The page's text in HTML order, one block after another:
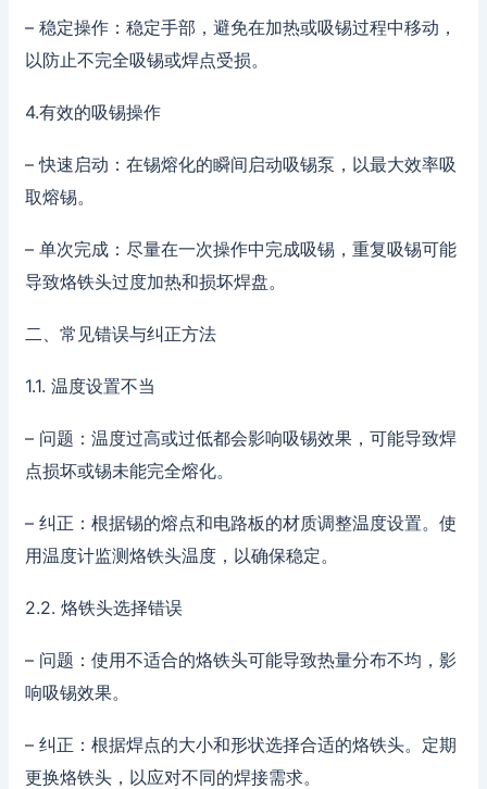
– 稳定操作：稳定手部，避免在加热或吸锡过程中移动，
以防止不完全吸锡或焊点受损。
4.有效的吸锡操作
– 快速启动：在锡熔化的瞬间启动吸锡泵，以最大效率吸
取熔锡。
– 单次完成：尽量在一次操作中完成吸锡，重复吸锡可能
导致烙铁头过度加热和损坏焊盘。
二、常见错误与纠正方法
1.1. 温度设置不当
– 问题：温度过高或过低都会影响吸锡效果，可能导致焊
点损坏或锡未能完全熔化。
– 纠正：根据锡的熔点和电路板的材质调整温度设置。使
用温度计监测烙铁头温度，以确保稳定。
2.2. 烙铁头选择错误
– 问题：使用不适合的烙铁头可能导致热量分布不均，影
响吸锡效果。
– 纠正：根据焊点的大小和形状选择合适的烙铁头。定期
更换烙铁头，以应对不同的焊接需求。